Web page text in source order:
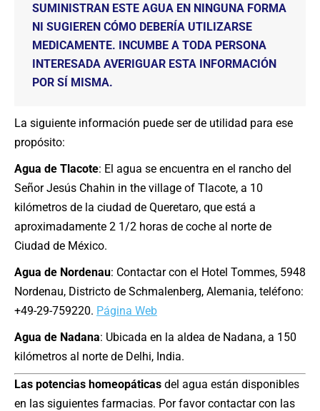
SUMINISTRAN ESTE AGUA EN NINGUNA FORMA
NI SUGIEREN CÓMO DEBERÍA UTILIZARSE
MEDICAMENTE. INCUMBE A TODA PERSONA
INTERESADA AVERIGUAR ESTA INFORMACIÓN
POR SÍ MISMA.
La siguiente información puede ser de utilidad para ese
propósito:
Agua de Tlacote: El agua se encuentra en el rancho del
Señor Jesús Chahin in the village of Tlacote, a 10
kilómetros de la ciudad de Queretaro, que está a
aproximadamente 2 1/2 horas de coche al norte de
Ciudad de México.
Agua de Nordenau: Contactar con el Hotel Tommes, 5948
Nordenau, Districto de Schmalenberg, Alemania, teléfono:
+49-29-759220. Página Web
Agua de Nadana: Ubicada en la aldea de Nadana, a 150
kilómetros al norte de Delhi, India.
Las potencias homeopáticas del agua están disponibles
en las siguientes farmacias. Por favor contactar con las